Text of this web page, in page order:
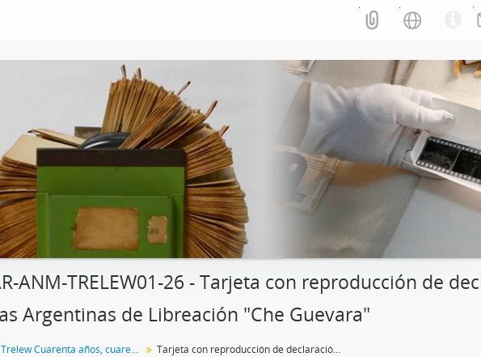
ANM-TRELEW01-26 - Tarjeta con reproducción de
Argentinas de Libreación "Che Guevara"
Colección Trelew Cuarenta años, cuarenta documentos Tarjeta con reproducción de declaración de las Fuerzas Argentinas de Libreación "Che Guevara"